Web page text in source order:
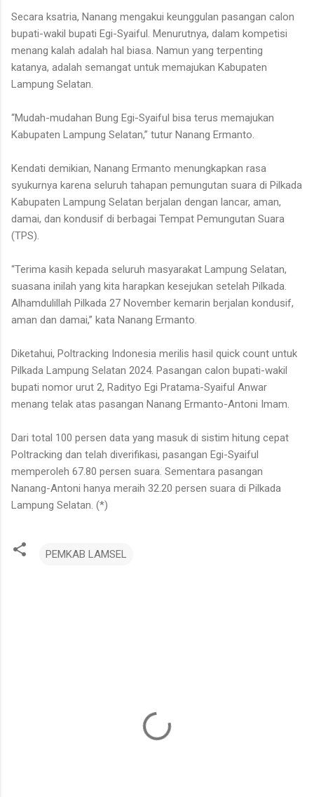
Secara ksatria, Nanang mengakui keunggulan pasangan calon
bupati-wakil bupati Egi-Syaiful. Menurutnya, dalam kompetisi
menang kalah adalah hal biasa. Namun yang terpenting
katanya, adalah semangat untuk memajukan Kabupaten
Lampung Selatan.
“Mudah-mudahan Bung Egi-Syaiful bisa terus memajukan
Kabupaten Lampung Selatan,” tutur Nanang Ermanto.
Kendati demikian, Nanang Ermanto menungkapkan rasa
syukurnya karena seluruh tahapan pemungutan suara di Pilkada
Kabupaten Lampung Selatan berjalan dengan lancar, aman,
damai, dan kondusif di berbagai Tempat Pemungutan Suara
(TPS).
“Terima kasih kepada seluruh masyarakat Lampung Selatan,
suasana inilah yang kita harapkan kesejukan setelah Pilkada.
Alhamdulillah Pilkada 27 November kemarin berjalan kondusif,
aman dan damai,” kata Nanang Ermanto.
Diketahui, Poltracking Indonesia merilis hasil quick count untuk
Pilkada Lampung Selatan 2024. Pasangan calon bupati-wakil
bupati nomor urut 2, Radityo Egi Pratama-Syaiful Anwar
menang telak atas pasangan Nanang Ermanto-Antoni Imam.
Dari total 100 persen data yang masuk di sistim hitung cepat
Poltracking dan telah diverifikasi, pasangan Egi-Syaiful
memperoleh 67.80 persen suara. Sementara pasangan
Nanang-Antoni hanya meraih 32.20 persen suara di Pilkada
Lampung Selatan. (*)
PEMKAB LAMSEL